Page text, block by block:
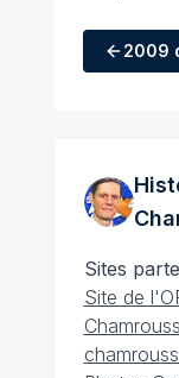
2009
Sites
Site de